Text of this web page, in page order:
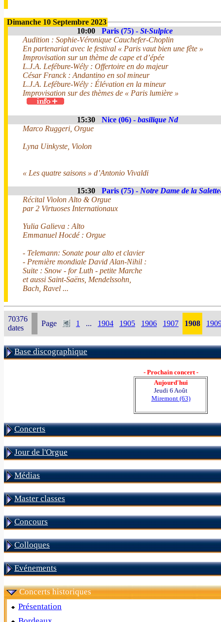
Dimanche 10 Septembre 2023
10:00
Paris (75) - St-Sulpice
Audition : Sophie-Véronique Cauchefer-Choplin
En partenariat avec le festival « Paris vaut bien une fête »
Improvisation sur un thème de cape et d’épée
L.J.A. Lefébure-Wély : Offertoire en do majeur
César Franck : Andantino en sol mineur
L.J.A. Lefébure-Wély : Élévation en la mineur
Improvisation sur des thèmes de « Paris lumière »
15:30 Nice (06) - basilique Nd
Marco Ruggeri, Orgue
Lyna Uinkyste, Violon
« Les quatre saisons » d’Antonio Vivaldi
15:30 Paris (75) - Notre Dame de la
Récital Violon Alto & Orgue
par 2 Virtuoses Internationaux
Yulia Galieva : Alto
Emmanuel Hocdé : Orgue
- Telemann: Sonate pour alto et clavier
- Première mondiale David Alan-Nihil :
Suite : Snow - for Luth - petite Marche
et aussi Saint-Saëns, Mendelssohn,
Bach, Ravel ...
70376
dates
Page 1 ... 1904 1905 1906 1907 1908
Base discographique
- Prochain concert -
Aujourd'hui
Jeudi 6 Août
Miremont (63)
Concerts
Jour de l'Orgue
Médias
Master classes
Concours
Colloques
Evénements
Concerts historiques
Présentation